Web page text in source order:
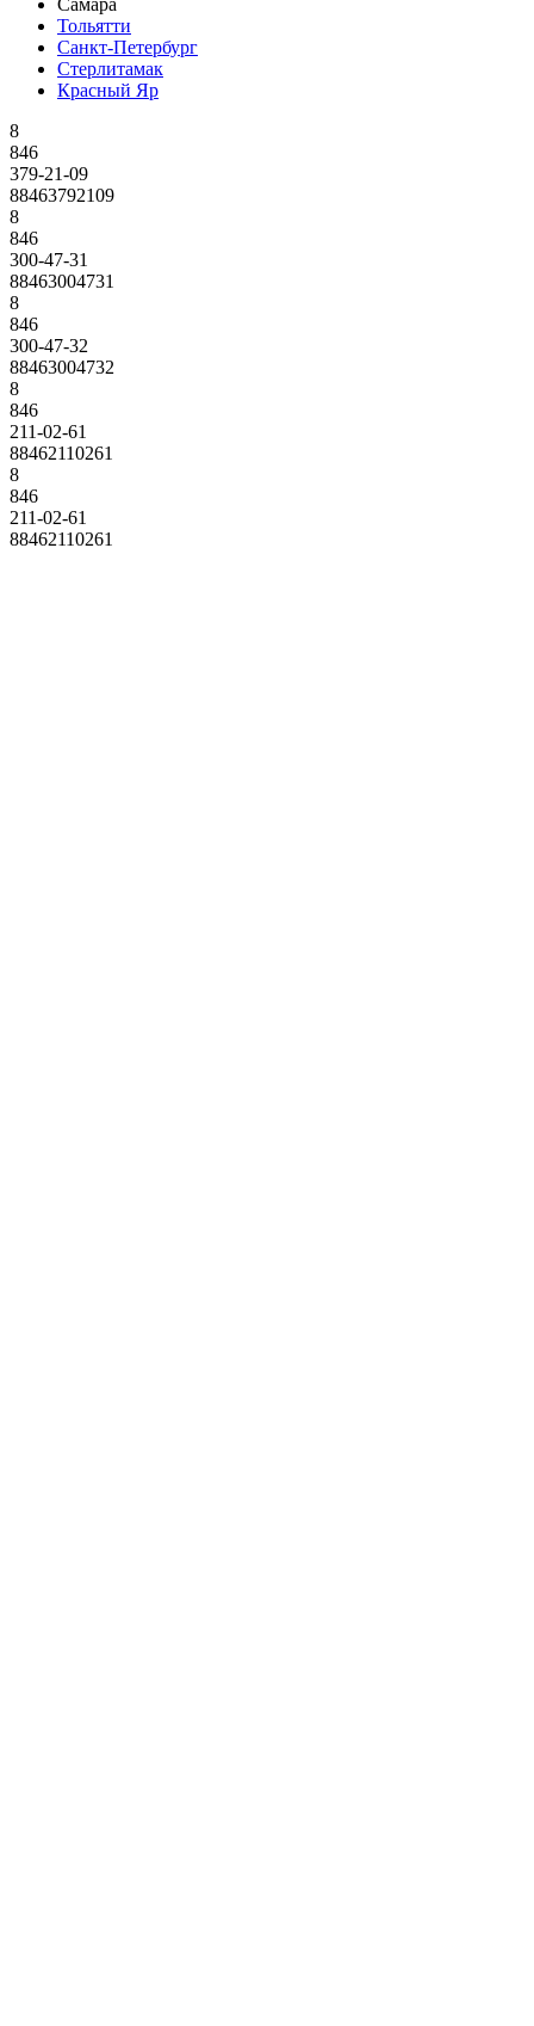
Тольятти
Санкт-Петербург
Стерлитамак
Красный Яр
8
846
379-21-09
88463792109
8
846
300-47-31
88463004731
8
846
300-47-32
88463004732
8
846
211-02-61
88462110261
8
846
211-02-61
88462110261